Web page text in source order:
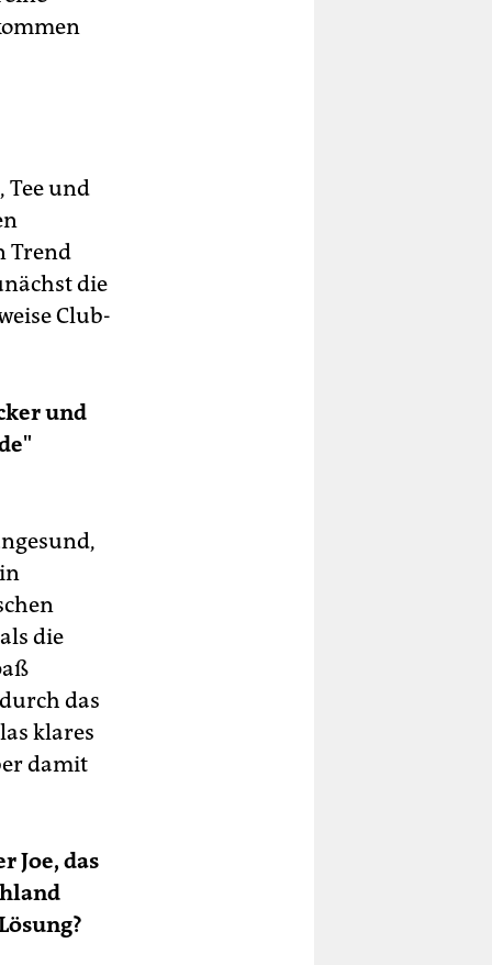
Tee und
Trend
die
Club-
und
die
das
klares
damit
Joe, das